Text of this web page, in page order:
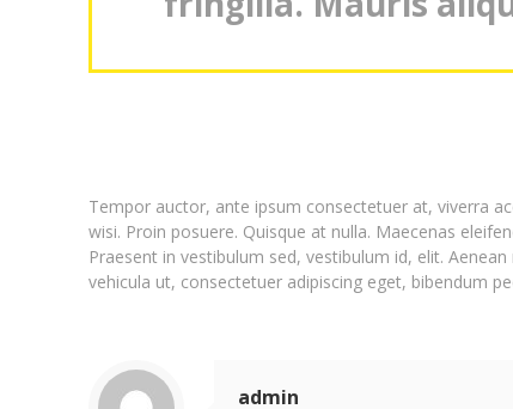
Tempor auctor, ante ipsum consectetuer at, viverra
wisi. Proin posuere. Quisque at nulla. Maecenas
Praesent in vestibulum sed, vestibulum id, elit.
vehicula ut, consectetuer adipiscing eget, bibendum
admin